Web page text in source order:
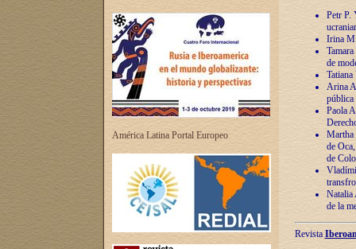
América Latina Portal Europeo
Petr P.
Irina
de
Arina
pública
Paola
Martha
de
de
Natalia
de la
Revista